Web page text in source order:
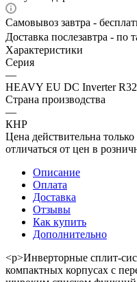
Самовывоз завтра -
Доставка послезавтра - по
Характеристики
Серия
—
HEAVY EU DC Inverter R32
Страна производства
—
КНР
Цена действительна
отличаться от цен в
Описание
Оплата
Доставка
Отзывы
Как купить
Дополнительно
<p>Инверторные сплит-
компактных корпусах с